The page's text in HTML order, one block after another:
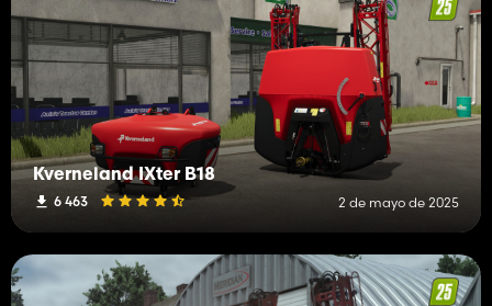
Kverneland IXter B18
6 463 2 de mayo de 2025